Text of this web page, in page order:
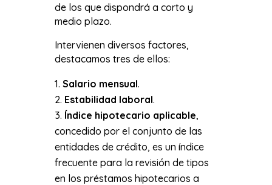
de los que dispondrá a corto y
medio plazo.
Intervienen diversos factores,
destacamos tres de ellos:
Salario mensual.
Estabilidad laboral.
Índice hipotecario aplicable,
concedido por el conjunto de las
entidades de crédito, es un índice
frecuente para la revisión de tipos
en los préstamos hipotecarios a